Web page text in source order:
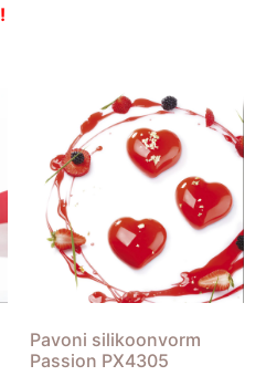
Pavoni silikoonvorm
Passion PX4305